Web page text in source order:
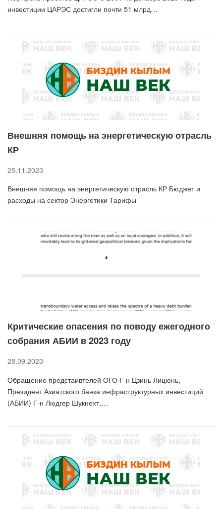
инвестиции ЦАРЭС достигли почти 51 млрд…
Внешняя помощь на энергетическую отрасль
КР
25.11.2023
Внешняя помощь на энергетическую отрасль КР Бюджет и
расходы на сектор Энергетики Тарифы
Критические опасения по поводу ежегодного
собрания АБИИ в 2023 году
28.09.2023
Обращение предстаивтелей ОГО Г-н Цзинь Лицюнь,
Президент Азиатского банка инфраструктурных инвестиций
(АБИИ) Г-н Людгер Шукнехт,…